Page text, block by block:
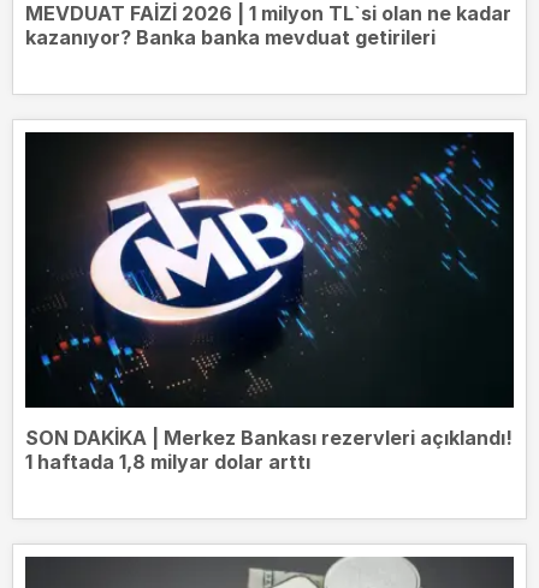
MEVDUAT FAİZİ 2026 | 1 milyon TL`si olan ne kadar
kazanıyor? Banka banka mevduat getirileri
SON DAKİKA | Merkez Bankası rezervleri açıklandı!
1 haftada 1,8 milyar dolar arttı